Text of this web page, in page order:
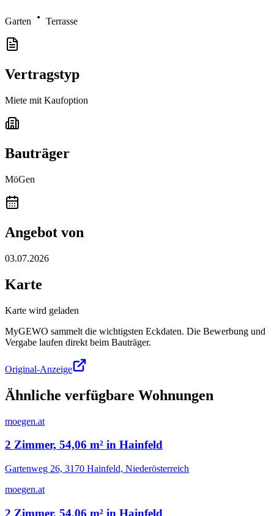
Garten Terrasse
Vertragstyp
Miete mit Kaufoption
Bauträger
MöGen
Angebot von
03.07.2026
Karte
Karte wird geladen
MyGEWO sammelt die wichtigsten Eckdaten. Die Bewerbung und
Vergabe laufen direkt beim Bauträger.
Original-Anzeige
Ähnliche verfügbare Wohnungen
moegen.at
2 Zimmer, 54,06 m² in Hainfeld
Gartenweg 26, 3170 Hainfeld, Niederösterreich
moegen.at
2 Zimmer, 54,06 m² in Hainfeld